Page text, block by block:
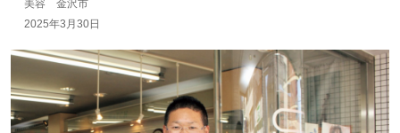
美容 金沢市
2025年3月30日